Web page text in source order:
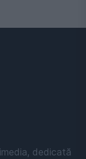
dedicată